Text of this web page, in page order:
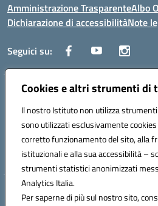
Cookies e altri strumenti di
Il nostro Istituto non utilizza
sono utilizzati esclusivamente
corretto funzionamento del sito, alla
istituzionali e alla sua accessibilità –
strumenti statistici anonimizzati
Analytics Italia.
Per saperne di più sul nostro sito,
Amministrazione TrasparenteAlbo
Dichiarazione di accessibilitàNote
Seguici su:
Traversa Fondo d'Orto n.19B - Cap
(NA) - Tel. 0818701043 - Mail:
Codice meccanografico: NAIC847006 -
C.F. 82009060631 - Codice univoco
UFUAUC
Hosting & Powered by